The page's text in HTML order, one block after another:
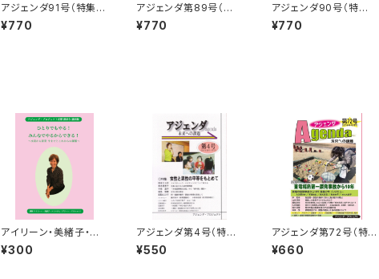
アジェンダ91号（特集：
「原発回帰」を許さない）
¥770
アジェンダ第89号（特
集：「戦後80年」に向き
合う）
¥770
アジェンダ90号（特集：
戦争する世界と揺らぐ
「民主主義」）
¥770
アイリーン・美緒子・ス
ミスさん 講演録 ひ
とりでもやる！ みんな
¥300
アジェンダ第4号（特集：
女性と男性の平等をも
とめて）
¥550
アジェンダ第72号（特
集：東電福島第一原発
事故から10年）
¥660